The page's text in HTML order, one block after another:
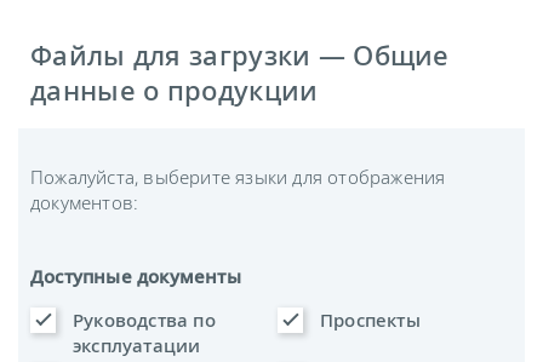
Файлы для загрузки — Общие
данные о продукции
Пожалуйста, выберите языки для отображения
документов:
Доступные документы
Руководства по
эксплуатации
Проспекты